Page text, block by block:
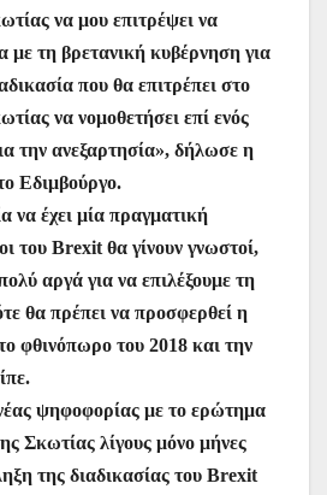
να μου επιτρέψει να
με τη βρετανική κυβέρνηση για
που θα επιτρέπει στο
να νομοθετήσει επί ενός
την ανεξαρτησία», δήλωσε η
Εδιμβούργο.
να έχει μία πραγματική
του Brexit θα γίνουν γνωστοί,
αργά για να επιλέξουμε τη
θα πρέπει να προσφερθεί η
φθινόπωρο του 2018 και την
ψηφοφορίας με το ερώτημα
Σκωτίας λίγους μόνο μήνες
της διαδικασίας του Brexit